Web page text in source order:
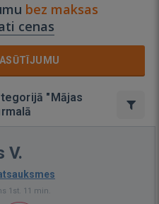
bez maksas
cenas
"Mājas
V.
1st. 11 min.